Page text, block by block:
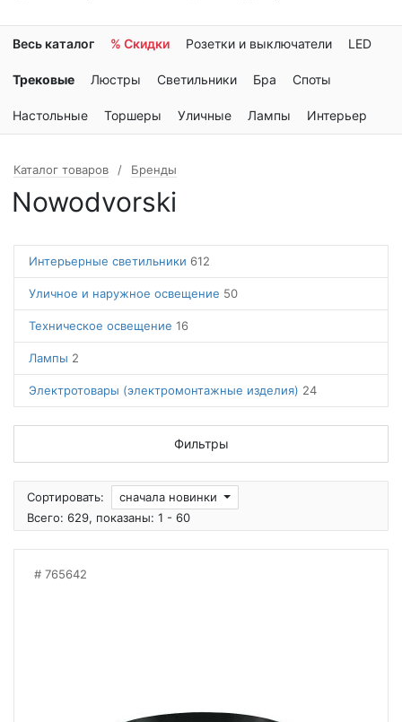
Весь каталог % Скидки Розетки и выключатели LED
Трековые Люстры Светильники Бра Споты
Настольные Торшеры Уличные Лампы Интерьер
Каталог товаров Бренды
Nowodvorski
Интерьерные светильники 612
Уличное и наружное освещение 50
Техническое освещение 16
Лампы 2
Электротовары (электромонтажные изделия) 24
Фильтры
Сортировать:
сначала новинки
Всего: 629, показаны: 1 - 60
765642